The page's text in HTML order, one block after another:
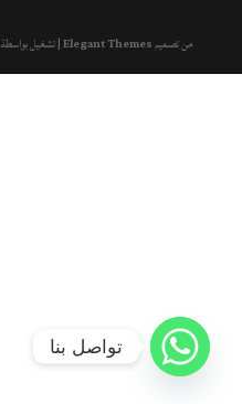
من تصميمElegant Themes| تشغيل بواسطة
تواصل بنا